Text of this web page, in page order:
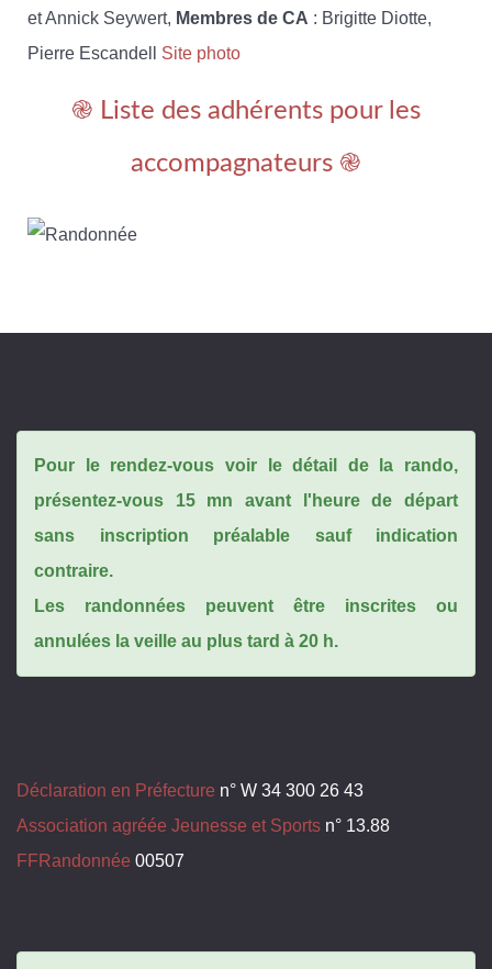
et Annick Seywert, Membres de CA : Brigitte Diotte,
Pierre Escandell Site photo
֎ Liste des adhérents pour les
accompagnateurs ֎
Pour le rendez-vous voir le détail de la rando,
présentez-vous 15 mn avant l'heure de départ
sans inscription préalable sauf indication
contraire.
Les randonnées peuvent être inscrites ou
annulées la veille au plus tard à 20 h.
Déclaration en Préfecture n° W 34 300 26 43
Association agréée Jeunesse et Sports n° 13.88
FFRandonnée 00507